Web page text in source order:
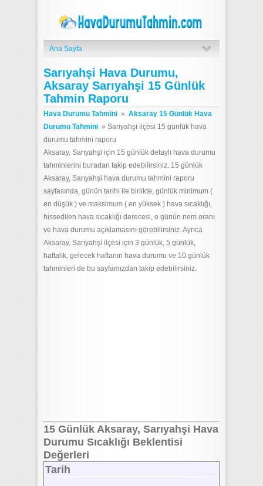
Ana Sayfa
Sarıyahşi Hava Durumu,
Aksaray Sarıyahşi 15 Günlük
Tahmin Raporu
Hava Durumu Tahmini » Aksaray 15 Günlük Hava
Durumu Tahmini » Sarıyahşi ilçesi 15 günlük hava
durumu tahmini raporu
Aksaray, Sarıyahşi için 15 günlük detaylı hava durumu
tahminlerini buradan takip edebilirsiniz. 15 günlük
Aksaray, Sarıyahşi hava durumu tahmini raporu
sayfasında, günün tarihi ile birlikte, günlük minimum (
en düşük ) ve maksimum ( en yüksek ) hava sıcaklığı,
hissedilen hava sıcaklığı derecesi, o günün nem oranı
ve hava durumu açıklamasını görebilirsiniz. Ayrıca
Aksaray, Sarıyahşi ilçesi için 3 günlük, 5 günlük,
haftalık, gelecek haftanın hava durumu ve 10 günlük
tahminleri de bu sayfamızdan takip edebilirsiniz.
15 Günlük Aksaray, Sarıyahşi Hava
Durumu Sıcaklığı Beklentisi
Değerleri
Tarih